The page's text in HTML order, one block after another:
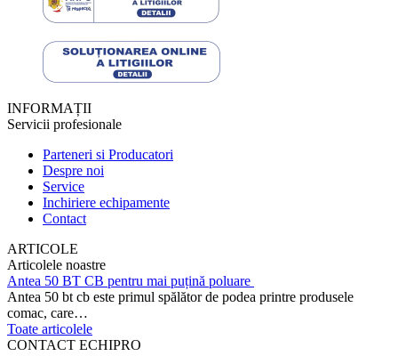
INFORMAȚII
Servicii profesionale
Parteneri si Producatori
Despre noi
Service
Inchiriere echipamente
Contact
ARTICOLE
Articolele noastre
Antea 50 BT CB pentru mai puțină poluare
Antea 50 bt cb este primul spălător de podea printre produsele
comac, care…
Toate articolele
CONTACT ECHIPRO